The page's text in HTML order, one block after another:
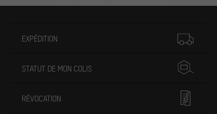
EXPÉDITION
STATUT DE MON COLIS
RÉVOCATION